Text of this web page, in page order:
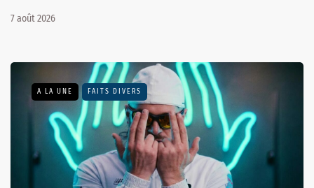
7 août 2026
A LA UNE FAITS DIVERS